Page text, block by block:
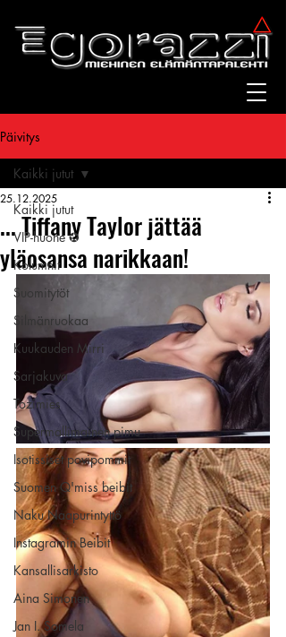
Päivitys
Kaikki jutut
VIP-huone ✪
Kolumnit
Suomitytöt
Silmänruokaa
Kuukauden Mirri
Sarjakuva
Tozimies
Supermallimainen pimu
Isotissiset povipommit
Suomen Q'miss beibit
Naku Naapurintyttö
Instagramin Beibit
Kansallisarkisto
Aina Simonen
Jan I. Somela
Kaikki jutut
... Tiffany Taylor jättää
yläosansa narikkaan!
25.12.2025